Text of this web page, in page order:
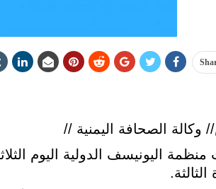
وكالة الصحافة اليمنية //
منظمة اليونيسف الدولية اليوم
الثالثة.